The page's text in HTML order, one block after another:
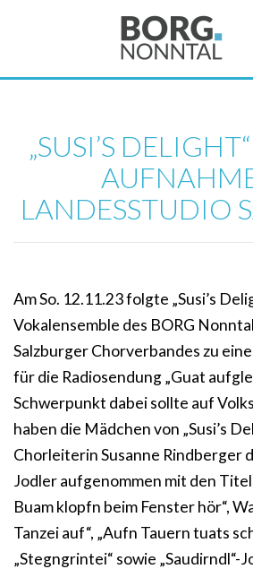
„SUSI’S
LANDESSTUDIO
Am So. 12.11.23 folgte „Susi’s
Vokalensemble des BORG
Salzburger Chorverbandes zu
für die Radiosendung „Guat
Schwerpunkt dabei sollte auf
haben die Mädchen von „Susi’s
Chorleiterin Susanne Rindberger
Jodler aufgenommen mit den
Buam klopfn beim Fenster hör“,
Tanzei auf“, „Aufn Tauern tuats
„Stegngrintei“ sowie „Saudirndl“-